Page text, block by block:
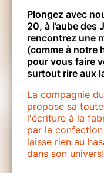
Plongez avec
20, à l’aube des
rencontrez une
(comme à notre
pour vous faire
surtout rire aux
La compagnie
propose sa
l'écriture à la
par la
laisse rien au
dans son univers!